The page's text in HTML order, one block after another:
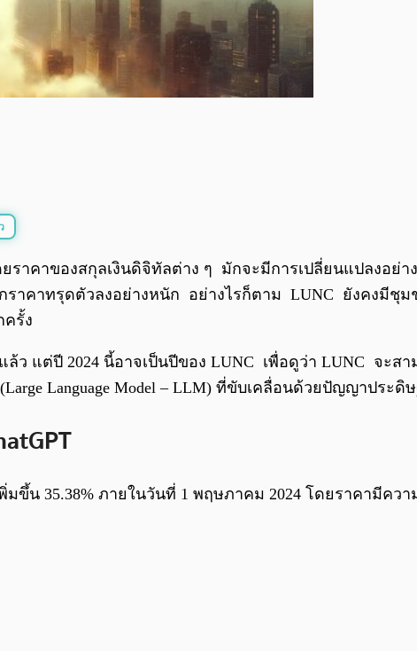
าคาของสกุลเงินดิจิทัลต่าง ๆ มักจะมีการเปลี่ยนแปลงอย่า
ราคาทรุดตัวลงอย่างหนัก อย่างไรก็ตาม LUNC ยังคงมี
รั้ง
ว แต่ปี 2024 นี้อาจเป็นปีของ LUNC เพื่อดูว่า LUNC จะส
Language Model – LLM) ที่ขับเคลื่อนด้วยปัญญาประ
มขึ้น 35.38% ภายในวันที่ 1 พฤษภาคม 2024 โดยราคามีคว